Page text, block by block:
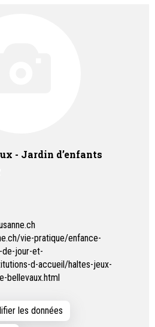
- Jardin d’enfants
vie-pratique/enfance-
de-jour-et-
d-accueil/haltes-jeux-
bellevaux.html
les données